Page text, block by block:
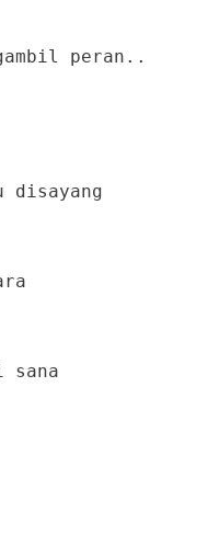
peran..
disayang
sana